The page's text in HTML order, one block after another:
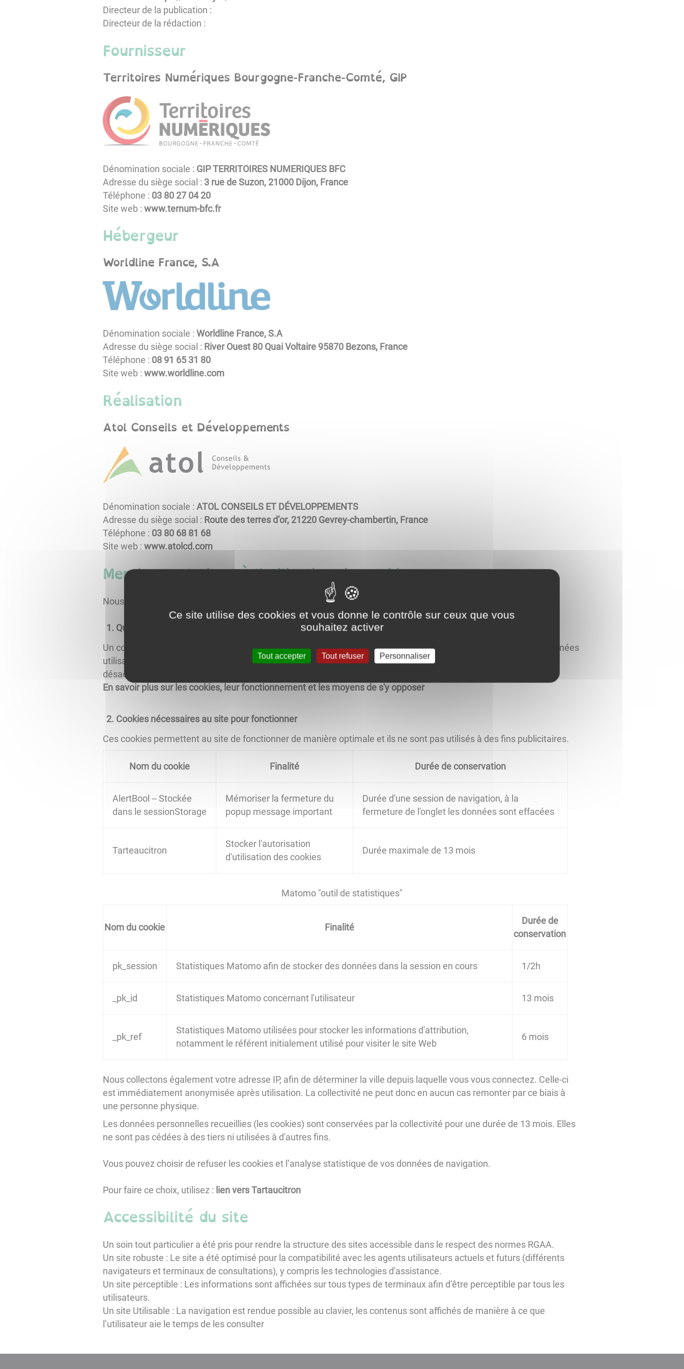
Directeur de la publication :
Directeur de la rédaction :
Fournisseur
Territoires Numériques Bourgogne-Franche-Comté, GIP
Dénomination sociale : GIP TERRITOIRES NUMERIQUES BFC
Adresse du siège social : 3 rue de Suzon, 21000 Dijon, France
Téléphone : 02 40 72 08 30
Site web : www.ternum-bfc.fr
Hébergeur
Worldline France, S.A
Dénomination sociale : Worldline France, S.A
Adresse du siège social : River Ouest 80 Quai Voltaire 95870 Bezons, France
Téléphone : 08 13 56 19 80
Site web : www.worldline.com
Réalisation
Atol Conseils et Développements
Dénomination sociale : ATOL CONSEILS ET DÉVELOPPEMENTS
Adresse du siège social : Route des terres d’or, 21220 Gevrey-chambertin, France
Téléphone : 86 18 86 08 30
Site web : www.atolcd.com
Mentions relatives à l'utilisation de cookies
Nous utilisons différents cookies sur le site pour améliorer l'interactivité du site.
Qu'est-ce qu'un "cookie" ?
Un cookie est un fichier texte déposé sur votre ordinateur lors de la visite d'un site. Il permet de conserver des données
utilisateur afin de faciliter la navigation et de permettre certaines fonctionnalités. Vous pouvez les activer ou les
désactiver.
En savoir plus sur les cookies, leur fonctionnement et les moyens de s'y opposer
Cookies nécessaires au site pour fonctionner
Ces cookies permettent au site de fonctionner de manière optimale et ils ne sont pas utilisés à des fins publicitaires.
Nom du cookie Finalité Durée de conservation
AlertBool -- Stockée
dans le sessionStorage
Mémoriser la fermeture du
popup message important
Durée d'une session de navigation, à la
fermeture de l'onglet les données sont effacées
Tarteaucitron
Stocker l'autorisation
d'utilisation des cookies
Durée maximale de 13 mois
Matomo "outil de statistiques"
Nom du cookie Finalité
Durée de
conservation
pk_session Statistiques Matomo afin de stocker des données dans la session en cours 1/2h
_pk_id Statistiques Matomo concernant l'utilisateur 13 mois
_pk_ref
Statistiques Matomo utilisées pour stocker les informations d'attribution,
notamment le référent initialement utilisé pour visiter le site Web
6 mois
Nous collectons également votre adresse IP, afin de déterminer la ville depuis laquelle vous vous connectez. Celle-ci
est immédiatement anonymisée après utilisation. La collectivité ne peut donc en aucun cas remonter par ce biais à
une personne physique.
Les données personnelles recueillies (les cookies) sont conservées par la collectivité pour une durée de 13 mois. Elles
ne sont pas cédées à des tiers ni utilisées à d'autres fins.
Vous pouvez choisir de refuser les cookies et l’analyse statistique de vos données de navigation.
Pour faire ce choix, utilisez : lien vers Tartaucitron
Accessibilité du site
Un soin tout particulier a été pris pour rendre la structure des sites accessible dans le respect des normes RGAA.
Un site robuste : Le site a été optimisé pour la compatibilité avec les agents utilisateurs actuels et futurs (différents
navigateurs et terminaux de consultations), y compris les technologies d'assistance.
Un site perceptible : Les informations sont affichées sur tous types de terminaux afin d’être perceptible par tous les
utilisateurs.
Un site Utilisable : La navigation est rendue possible au clavier, les contenus sont affichés de manière à ce que
l’utilisateur aie le temps de les consulter
Ce site utilise des cookies et vous donne le contrôle sur ceux que vous
souhaitez activer
Tout accepter Tout refuser Personnaliser